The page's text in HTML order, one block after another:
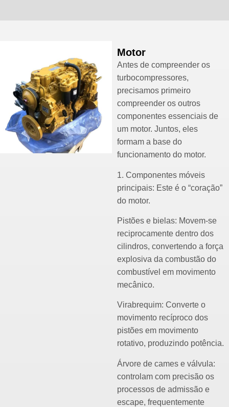
Motor
Antes de compreender os
turbocompressores,
precisamos primeiro
compreender os outros
componentes essenciais de
um motor. Juntos, eles
formam a base do
funcionamento do motor.
1. Componentes móveis
principais: Este é o “coração”
do motor.
Pistões e bielas: Movem-se
reciprocamente dentro dos
cilindros, convertendo a força
explosiva da combustão do
combustível em movimento
mecânico.
Virabrequim: Converte o
movimento recíproco dos
pistões em movimento
rotativo, produzindo potência.
Árvore de cames e válvula:
controlam com precisão os
processos de admissão e
escape, frequentemente